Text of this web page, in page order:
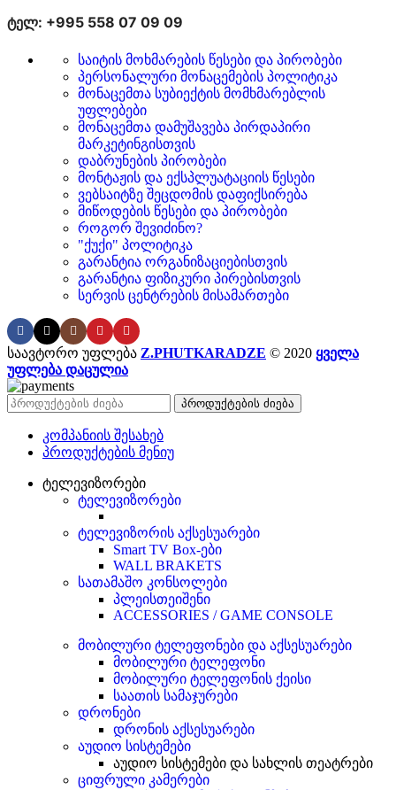
ტელ: +995 558 07 09 09
საიტის მოხმარების წესები და პირობები
პერსონალური მონაცემების პოლიტიკა
მონაცემთა სუბიექტის მომხმარებლის
უფლებები
მონაცემთა დამუშავება პირდაპირი
მარკეტინგისთვის
დაბრუნების პირობები
მონტაჟის და ექსპლუატაციის წესები
ვებსაიტზე შეცდომის დაფიქსირება
მიწოდების წესები და პირობები
როგორ შევიძინო?
"ქუქი" პოლიტიკა
გარანტია ორგანიზაციებისთვის
გარანტია ფიზიკური პირებისთვის
სერვის ცენტრების მისამართები
საავტორო უფლება Z.PHUTKARADZE © 2020 ყველა
უფლება დაცულია
პროდუქტების ძიება
კომპანიის შესახებ
პროდუქტების მენიუ
ტელევიზორები
ტელევიზორები
ტელევიზორის აქსესუარები
Smart TV Box-ები
WALL BRAKETS
სათამაშო კონსოლები
პლეისთეიშენი
ACCESSORIES / GAME CONSOLE
მობილური ტელეფონები და აქსესუარები
მობილური ტელეფონი
მობილური ტელეფონის ქეისი
საათის სამაჯურები
დრონები
დრონის აქსესუარები
აუდიო სისტემები
აუდიო სისტემები და სახლის თეატრები
ციფრული კამერები